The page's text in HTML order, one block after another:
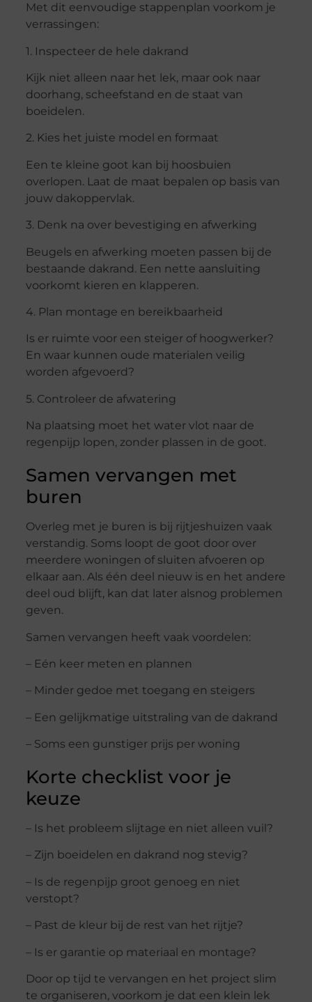
Met dit eenvoudige stappenplan voorkom je
verrassingen:
1. Inspecteer de hele dakrand
Kijk niet alleen naar het lek, maar ook naar
doorhang, scheefstand en de staat van
boeidelen.
2. Kies het juiste model en formaat
Een te kleine goot kan bij hoosbuien
overlopen. Laat de maat bepalen op basis van
jouw dakoppervlak.
3. Denk na over bevestiging en afwerking
Beugels en afwerking moeten passen bij de
bestaande dakrand. Een nette aansluiting
voorkomt kieren en klapperen.
4. Plan montage en bereikbaarheid
Is er ruimte voor een steiger of hoogwerker?
En waar kunnen oude materialen veilig
worden afgevoerd?
5. Controleer de afwatering
Na plaatsing moet het water vlot naar de
regenpijp lopen, zonder plassen in de goot.
Samen vervangen met
buren
Overleg met je buren is bij rijtjeshuizen vaak
verstandig. Soms loopt de goot door over
meerdere woningen of sluiten afvoeren op
elkaar aan. Als één deel nieuw is en het andere
deel oud blijft, kan dat later alsnog problemen
geven.
Samen vervangen heeft vaak voordelen:
– Eén keer meten en plannen
– Minder gedoe met toegang en steigers
– Een gelijkmatige uitstraling van de dakrand
– Soms een gunstiger prijs per woning
Korte checklist voor je
keuze
– Is het probleem slijtage en niet alleen vuil?
– Zijn boeidelen en dakrand nog stevig?
– Is de regenpijp groot genoeg en niet
verstopt?
– Past de kleur bij de rest van het rijtje?
– Is er garantie op materiaal en montage?
Door op tijd te vervangen en het project slim
te organiseren, voorkom je dat een klein lek